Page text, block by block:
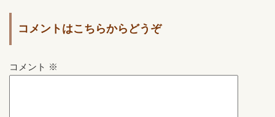
コメントはこちらからどうぞ
コメント ※